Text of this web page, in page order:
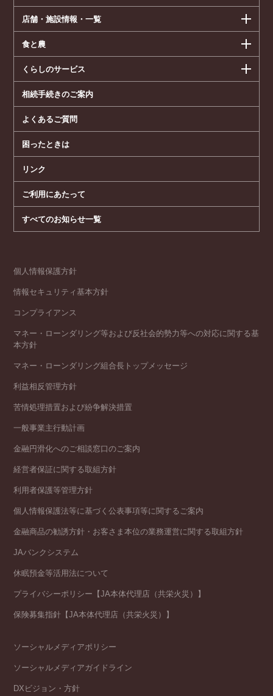
店舗・施設情報・一覧
食と農
くらしのサービス
相続手続きのご案内
よくあるご質問
困ったときは
リンク
ご利用にあたって
すべてのお知らせ一覧
個人情報保護方針
情報セキュリティ基本方針
コンプライアンス
マネー・ローンダリング等および反社会的勢力等への対応に関する基
本方針
マネー・ローンダリング組合長トップメッセージ
利益相反管理方針
苦情処理措置および紛争解決措置
一般事業主行動計画
金融円滑化へのご相談窓口のご案内
経営者保証に関する取組方針
利用者保護等管理方針
個人情報保護法等に基づく公表事項等に関するご案内
金融商品の勧誘方針・お客さま本位の業務運営に関する取組方針
JAバンクシステム
休眠預金等活用法について
プライバシーポリシー【JA本体代理店（共栄火災）】
保険募集指針【JA本体代理店（共栄火災）】
ソーシャルメディアポリシー
ソーシャルメディアガイドライン
DXビジョン・方針